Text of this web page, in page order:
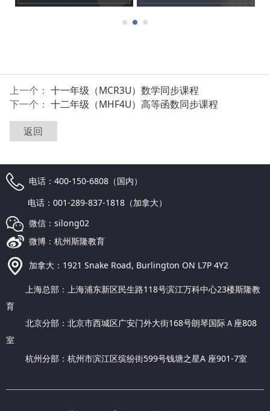
上一个： 十一年级（MCR3U）数学同步课程
下一个： 十二年级（MHF4U）高等函数同步课程
返回
电话：400-150-6808（国内）
电话：001-289-837-1818（加拿大）
微信：silong02
微博：杭州斯隆教育
加拿大：1921 Snake Road, Burlington ON L7P 4Y2
上海总部：上海浦东新区民生路118号滨江万科中心23楼斯隆教
育
北京分部：北京市西城区广安门外大街168号朗琴国际Ａ座808
室
杭州分部：杭州市滨江区缤纷街599号钱塘之星A 座901-7室